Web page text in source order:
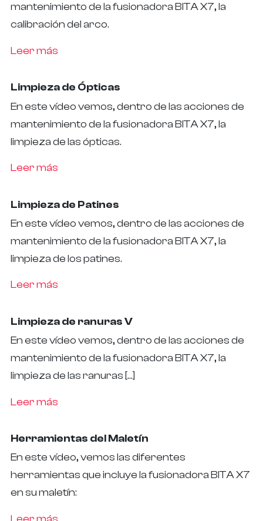
mantenimiento de la fusionadora BITA X7, la
calibración del arco.
Leer más
Limpieza de Ópticas
En este vídeo vemos, dentro de las acciones de
mantenimiento de la fusionadora BITA X7, la
limpieza de las ópticas.
Leer más
Limpieza de Patines
En este vídeo vemos, dentro de las acciones de
mantenimiento de la fusionadora BITA X7, la
limpieza de los patines.
Leer más
Limpieza de ranuras V
En este vídeo vemos, dentro de las acciones de
mantenimiento de la fusionadora BITA X7, la
limpieza de las ranuras […]
Leer más
Herramientas del Maletín
En este vídeo, vemos las diferentes
herramientas que incluye la fusionadora BITA X7
en su maletín: